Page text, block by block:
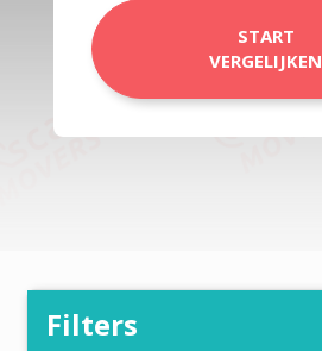
START
VERGELIJKEN
Filters